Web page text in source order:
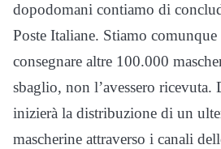
dopodomani contiamo di
Poste Italiane. Stiamo
consegnare altre 100.000
sbaglio, non l’avessero ricevuta.
inizierà la distribuzione di un
mascherine attraverso i canali